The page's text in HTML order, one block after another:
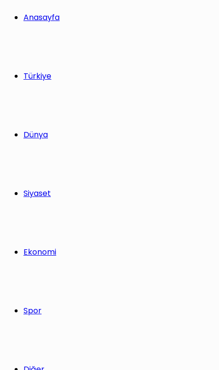
Anasayfa
Türkiye
Dünya
Siyaset
Ekonomi
Spor